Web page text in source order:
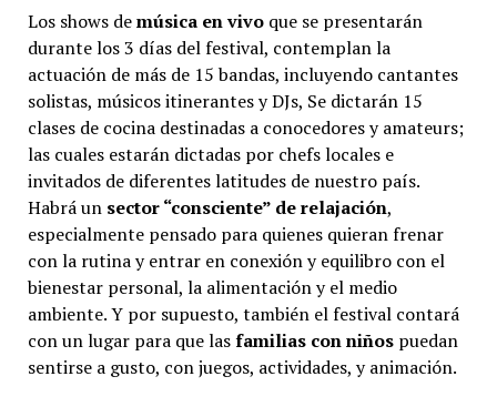
Los shows demúsica en vivoque se presentarán
durante los 3 días del festival, contemplan la
actuación de más de 15 bandas, incluyendo cantantes
solistas, músicos itinerantes y DJs, Se dictarán 15
clases de cocina destinadas a conocedores y amateurs;
las cuales estarán dictadas por chefs locales e
invitados de diferentes latitudes de nuestro país.
Habrá un sector “consciente” de relajación,
especialmente pensado para quienes quieran frenar
con la rutina y entrar en conexión y equilibro con el
bienestar personal, la alimentación y el medio
ambiente. Y por supuesto, también el festival contará
con un lugar para que lasfamilias con niñospuedan
sentirse a gusto, con juegos, actividades, y animación.